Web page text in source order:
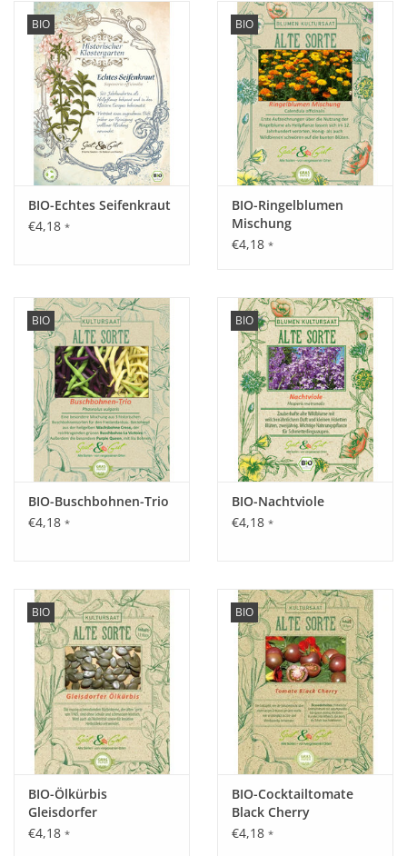
Juni
Juli
August
September
Oktober
November
Dezember
Mai
Juni
Juli
August
September
Oktober
November
Dezember
BIO
BIO-Echtes Seifenkraut
€4,18 *
BIO
BIO-Ringelblumen
Mischung
€4,18 *
BIO
BIO-Buschbohnen-Trio
€4,18 *
BIO
BIO-Nachtviole
€4,18 *
BIO
BIO-Ölkürbis
Gleisdorfer
€4,18 *
BIO
BIO-Cocktailtomate
Black Cherry
€4,18 *